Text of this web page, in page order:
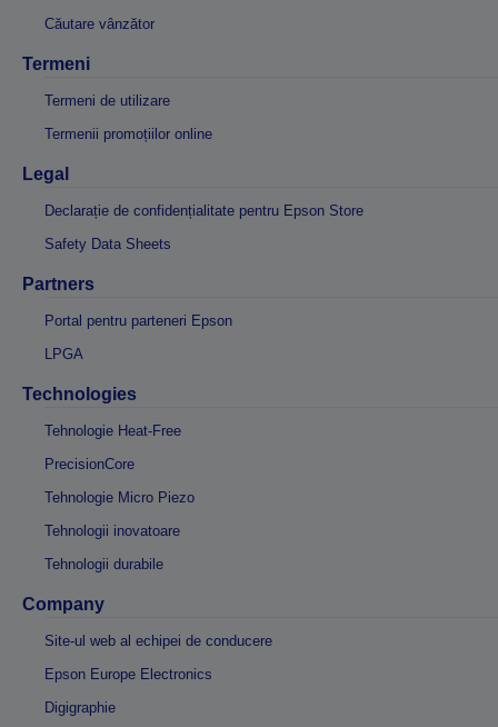
Căutare vânzător
Termeni
Termeni de utilizare
Termenii promoțiilor online
Legal
Declarație de confidențialitate pentru Epson Store
Safety Data Sheets
Partners
Portal pentru parteneri Epson
LPGA
Technologies
Tehnologie Heat-Free
PrecisionCore
Tehnologie Micro Piezo
Tehnologii inovatoare
Tehnologii durabile
Company
Site-ul web al echipei de conducere
Epson Europe Electronics
Digigraphie